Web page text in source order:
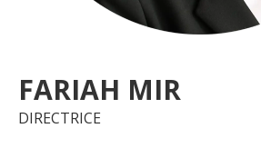
FARIAH MIR
DIRECTRICE